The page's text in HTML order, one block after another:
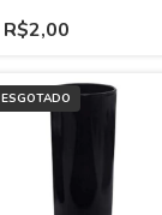
R$2,00
ESGOTADO